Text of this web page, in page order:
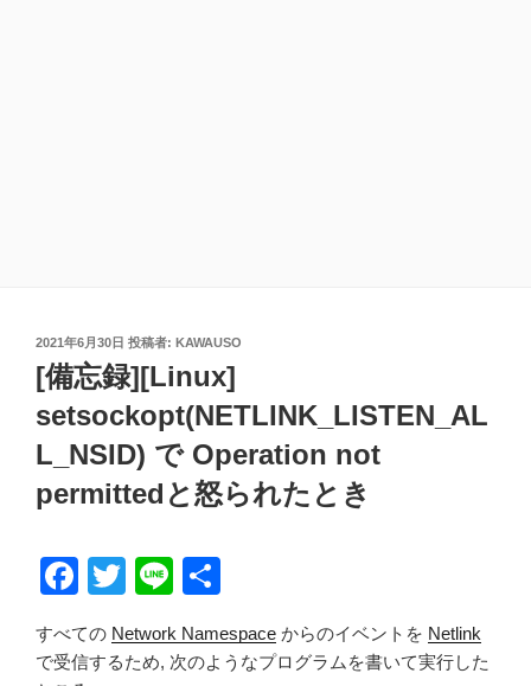
投
2021年6月30日 投稿者: KAWAUSO
[備忘録][Linux]
setsockopt(NETLINK_LISTEN_AL
L_NSID) で Operation not
permittedと怒られたとき
F
c
T
tt
Li
e
すべての Network Namespace からのイベントを Netlink
で受信するため, 次のようなプログラムを書いて実行した